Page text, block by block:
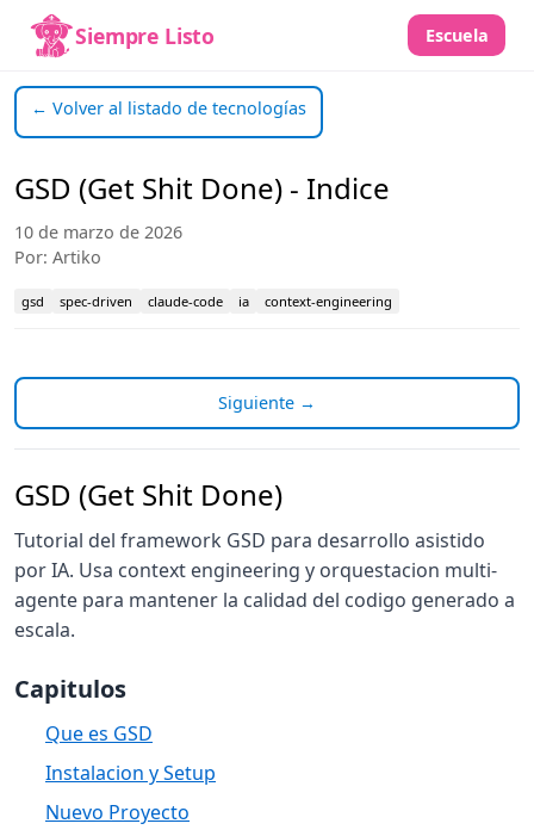
Siempre Listo Escuela
← Volver al listado de tecnologías
GSD (Get Shit Done) - Indice
10 de marzo de 2026
Por: Artiko
gsd spec-driven claude-code ia context-engineering
Siguiente →
GSD (Get Shit Done)
Tutorial del framework GSD para desarrollo asistido
por IA. Usa context engineering y orquestacion multi-
agente para mantener la calidad del codigo generado a
escala.
Capitulos
Que es GSD
Instalacion y Setup
Nuevo Proyecto